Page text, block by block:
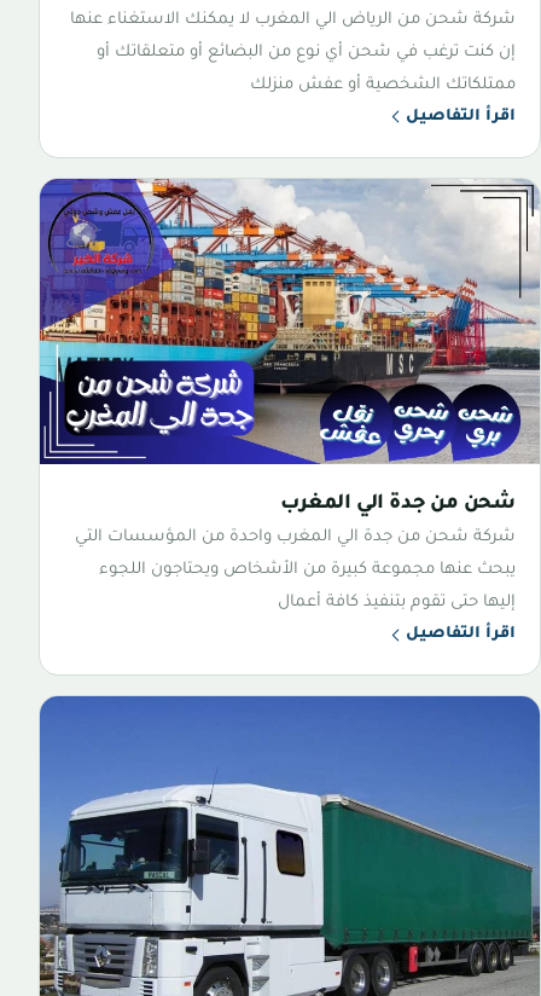
شركة شحن من الرياض الي المغرب لا يمكنك الاستغناء عنها
إن كنت ترغب في شحن أي نوع من البضائع أو متعلقاتك أو
ممتلكاتك الشخصية أو عفش منزلك
اقرأ التفاصيل
شحن من جدة الي المغرب
شركة شحن من جدة الي المغرب واحدة من المؤسسات التي
يبحث عنها مجموعة كبيرة من الأشخاص ويحتاجون اللجوء
إليها حتى تقوم بتنفيذ كافة أعمال
اقرأ التفاصيل